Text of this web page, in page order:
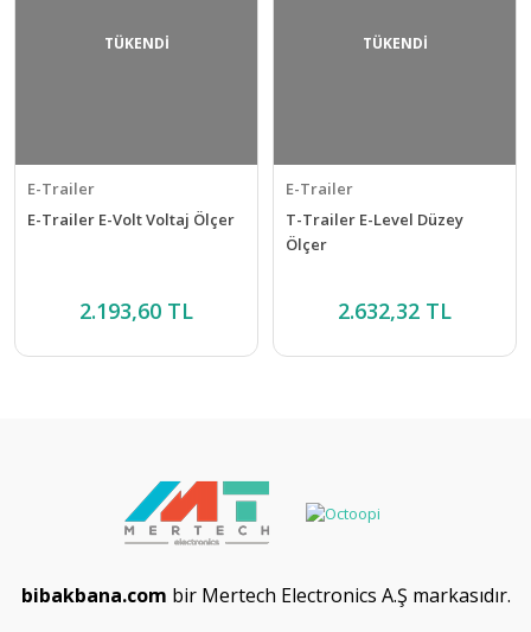
TÜKENDİ
E-Trailer
E-Trailer E-Volt Voltaj Ölçer
2.193,60 TL
TÜKENDİ
E-Trailer
T-Trailer E-Level Düzey
Ölçer
2.632,32 TL
bibakbana.com bir Mertech Electronics A.Ş markasıdır.